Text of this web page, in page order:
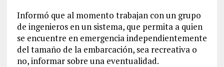
Informó que al momento trabajan con un grupo
de ingenieros en un sistema, que permita a quien
se encuentre en emergencia independientemente
del tamaño de la embarcación, sea recreativa o
no, informar sobre una eventualidad.